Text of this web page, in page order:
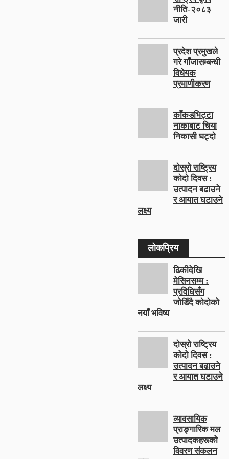
नीति-२०८३
जारी
प्रदेश प्रमुखले
गरे गाँजासम्बन्धी
विधेयक
प्रमाणीकरण
काँकडभिट्टा
नाकाबाट चिया
निकासी घट्दो
दोस्रो राष्ट्रिय
कोदो दिवस :
उत्पादन बढाउने
र आयात घटाउने
लक्ष्य
लोकप्रिय
ढिकीदेखि
मेसिनसम्म :
प्रविधिसँग
जोडिँदै कोदोको
नयाँ भविष्य
दोस्रो राष्ट्रिय
कोदो दिवस :
उत्पादन बढाउने
र आयात घटाउने
लक्ष्य
व्यावसायिक
प्राङ्गारिक मल
उत्पादकहरूको
विवरण संकलन